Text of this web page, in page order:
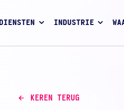
DIENSTEN INDUSTRIE
KEREN TERUG